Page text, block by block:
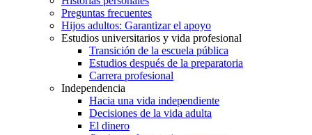
Preguntas frecuentes
Hijos adultos: Garantizar el apoyo
Estudios universitarios y vida profesional
Transición de la escuela pública
Estudios después de la preparatoria
Carrera profesional
Independencia
Hacia una vida independiente
Decisiones de la vida adulta
El dinero